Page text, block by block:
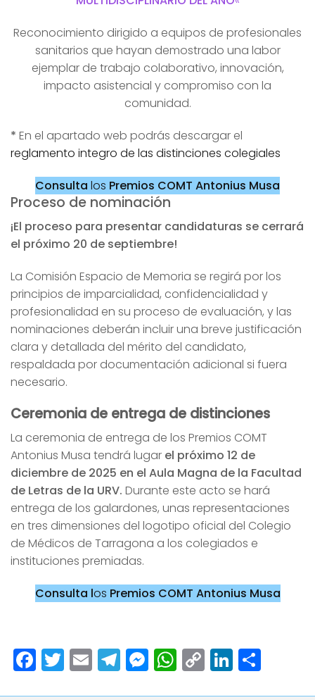
Reconocimiento dirigido a equipos de profesionales
sanitarios que hayan demostrado una labor
ejemplar de trabajo colaborativo, innovación,
impacto asistencial y compromiso con la
comunidad.
* En el apartado web podrás descargar el
reglamento integro de las distinciones colegiales
Consulta los Premios COMT Antonius Musa
Proceso de nominación
¡El proceso para presentar candidaturas se cerrará
el próximo 20 de septiembre!
La Comisión Espacio de Memoria se regirá por los
principios de imparcialidad, confidencialidad y
profesionalidad en su proceso de evaluación, y las
nominaciones deberán incluir una breve justificación
clara y detallada del mérito del candidato,
respaldada por documentación adicional si fuera
necesario.
Ceremonia de entrega de distinciones
La ceremonia de entrega de los Premios COMT
Antonius Musa tendrá lugar el próximo 12 de
diciembre de 2025 en el Aula Magna de la Facultad
de Letras de la URV. Durante este acto se hará
entrega de los galardones, unas representaciones
en tres dimensiones del logotipo oficial del Colegio
de Médicos de Tarragona a los colegiados e
instituciones premiadas.
Consulta los Premios COMT Antonius Musa
Facebook
Twitter
EmailTelegram
Messenger
WhatsApp
Copy